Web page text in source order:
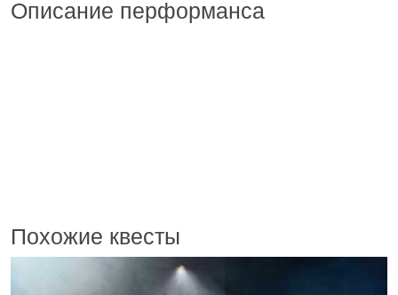
Описание перформанса
Похожие квесты